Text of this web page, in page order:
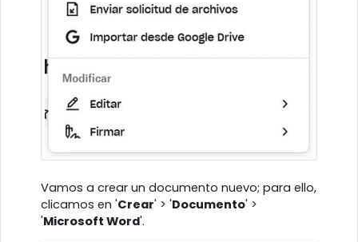
Vamos a crear un documento nuevo; para ello,
clicamos en 'Crear' > 'Documento' >
'Microsoft Word'.